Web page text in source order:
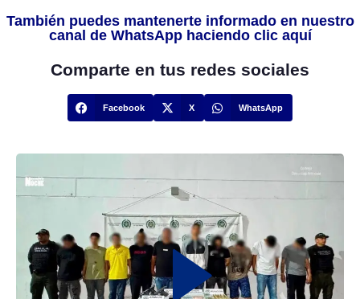
También puedes mantenerte informado en nuestro
canal de WhatsApp haciendo clic aquí
Comparte en tus redes sociales
Facebook X WhatsApp